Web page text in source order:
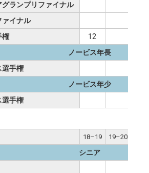
グランプリファイナル
ァイナル
権
12
ノービス年長
選手権
ノービス年少
選手権
18–19 19–20
シニア